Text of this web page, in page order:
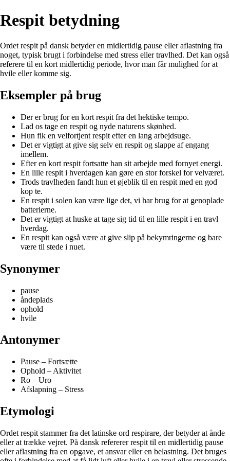
Respit betydning
Ordet respit på dansk betyder en midlertidig pause eller aflastning fra
noget, typisk brugt i forbindelse med stress eller travlhed. Det kan også
referere til en kort midlertidig periode, hvor man får mulighed for at
hvile eller komme sig.
Eksempler på brug
Der er brug for en kort respit fra det hektiske tempo.
Lad os tage en respit og nyde naturens skønhed.
Hun fik en velfortjent respit efter en lang arbejdsuge.
Det er vigtigt at give sig selv en respit og slappe af engang
imellem.
Efter en kort respit fortsatte han sit arbejde med fornyet energi.
En lille respit i hverdagen kan gøre en stor forskel for velværet.
Trods travlheden fandt hun et øjeblik til en respit med en god
kop te.
En respit i solen kan være lige det, vi har brug for at genoplade
batterierne.
Det er vigtigt at huske at tage sig tid til en lille respit i en travl
hverdag.
En respit kan også være at give slip på bekymringerne og bare
være til stede i nuet.
Synonymer
pause
åndeplads
ophold
hvile
Antonymer
Pause – Fortsætte
Ophold – Aktivitet
Ro – Uro
Afslapning – Stress
Etymologi
Ordet respit stammer fra det latinske ord respirare, der betyder at ånde
eller at trække vejret. På dansk refererer respit til en midlertidig pause
eller aflastning fra en opgave, et ansvar eller en belastning. Det bruges